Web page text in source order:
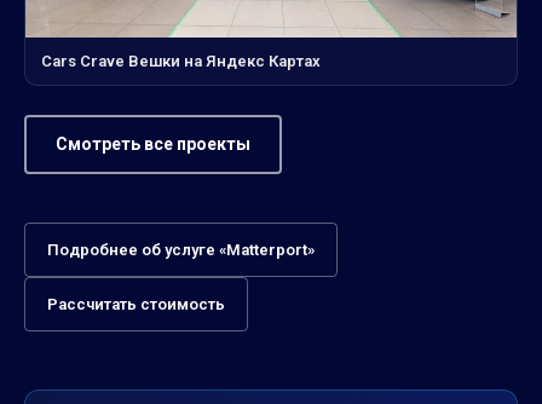
Cars Crave Вешки на Яндекс Картах
Смотреть все проекты
Подробнее об услуге «Matterport»
Рассчитать стоимость